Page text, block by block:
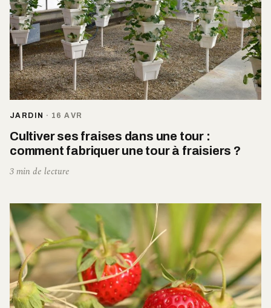
JARDIN · 16 AVR
Cultiver ses fraises dans une tour :
comment fabriquer une tour à fraisiers ?
3 min de lecture